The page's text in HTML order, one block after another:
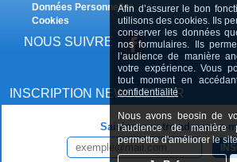
Données Personnelles
Cookies
NOUS SUIVRE
INSCRIPTION NEWSLETTER
Saisissez votre adresse e-
Afin d’assurer le bon
utilisons des cookies. Ils
conserver les données
nos formulaires. Ils
l’audience de manière
votre expérience. Vous
tout moment en
confidentialité
Nous avons beosin de
l'audience de manière
permettre d'améliorer le